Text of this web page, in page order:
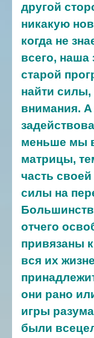
другой
никакую
когда не
всего, наша
старой
найти силы,
внимания. А
меньше мы
матрицы,
часть
силы на
отчего
привязаны
вся их
они рано
игры
были